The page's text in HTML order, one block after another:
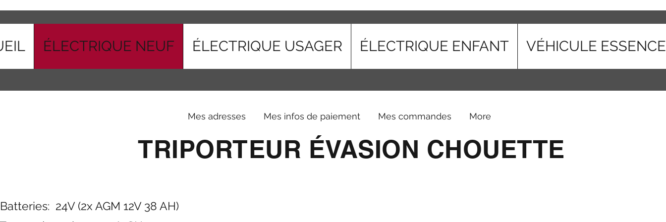
ÉLECTRIQUE NEUF ÉLECTRIQUE USAGER ÉLECTRIQUE ENFANT VÉHICULE ESSENCE
TRIPORTEUR ÉVASION CHOUETTE
24V (2x AGM 12V 38 AH)
Mes adresses Mes infos de paiement Mes commandes More